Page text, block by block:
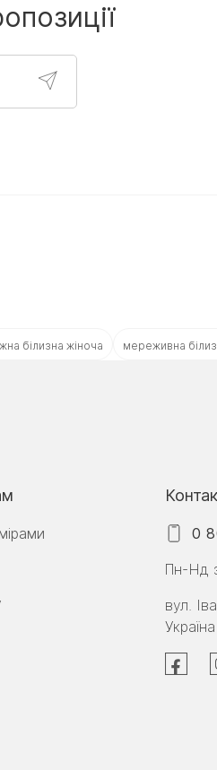
білизна жіноча мереживна
0
Пн-Нд
вул.